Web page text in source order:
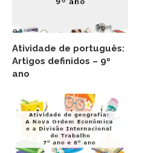
Atividade de português:
Artigos definidos – 9º
ano